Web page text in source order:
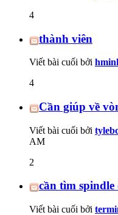
4
thành viên
Viết bài cuối bởi
4
Cần giúp về
Viết bài cuối bởi
AM
2
cần tìm spindle
Viết bài cuối bởi